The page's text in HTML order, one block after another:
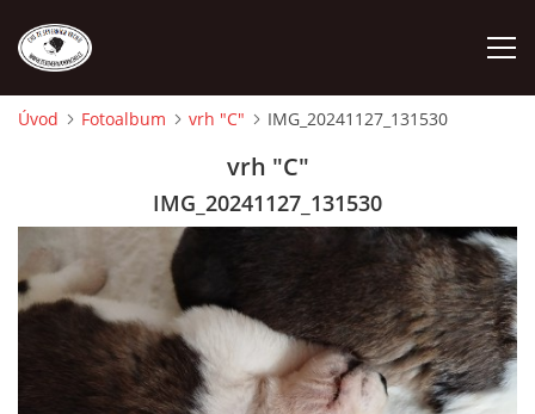
STANDARD
Úvod Fotoalbum vrh "C" IMG_20241127_131530
vrh "C"
IMG_20241127_131530